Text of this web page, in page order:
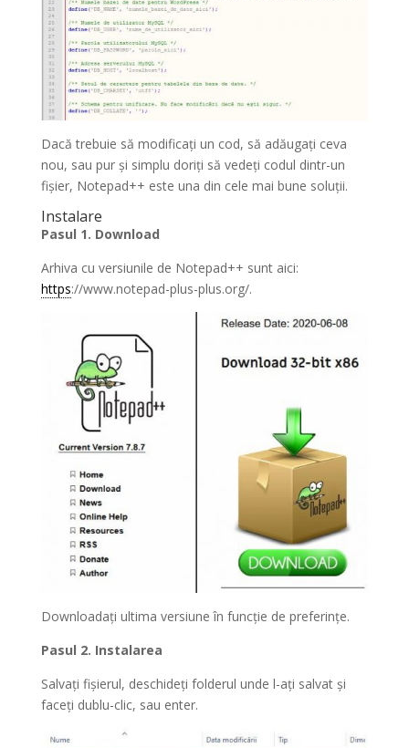
Dacă trebuie să modificați un cod, să adăugați ceva
nou, sau pur și simplu doriți să vedeți codul dintr-un
fișier, Notepad++ este una din cele mai bune soluții.
Instalare
Pasul 1. Download
Arhiva cu versiunile de Notepad++ sunt aici:
https://www.notepad-plus-plus.org/.
Downloadați ultima versiune în funcție de preferințe.
Pasul 2. Instalarea
Salvați fișierul, deschideți folderul unde l-ați salvat și
faceți dublu-clic, sau enter.